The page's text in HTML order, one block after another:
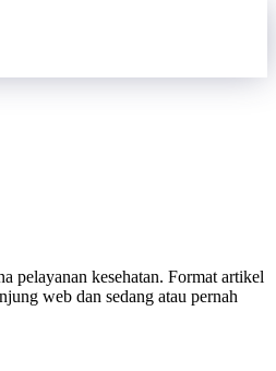
pelayanan kesehatan. Format artikel
web dan sedang atau pernah